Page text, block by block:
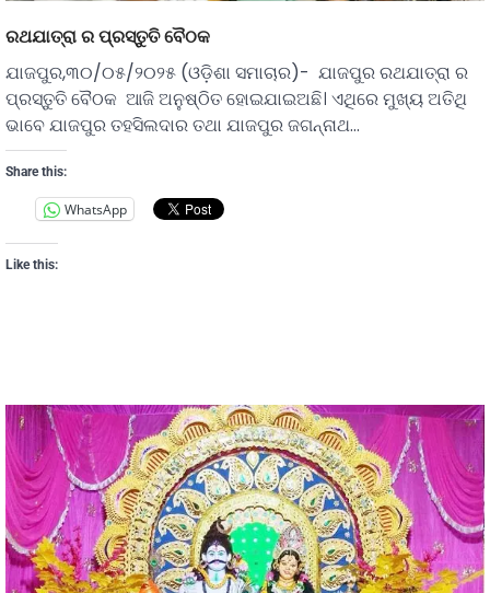
ରଥଯାତ୍ରା ର ପ୍ରସ୍ତୁତି ବୈଠକ
ଯାଜପୁର,୩୦/୦୫/୨୦୨୫ (ଓଡ଼ିଶା ସମାଚାର)- ଯାଜପୁର ରଥଯାତ୍ରା ର
ପ୍ରସ୍ତୁତି ବୈଠକ ଆଜି ଅନୁଷ୍ଠିତ ହୋଇଯାଇଅଛି। ଏଥିରେ ମୁଖ୍ୟ ଅତିଥି
ଭାବେ ଯାଜପୁର ତହସିଲଦାର ତଥା ଯାଜପୁର ଜଗନ୍ନାଥ…
Share this:
WhatsApp
Like this: